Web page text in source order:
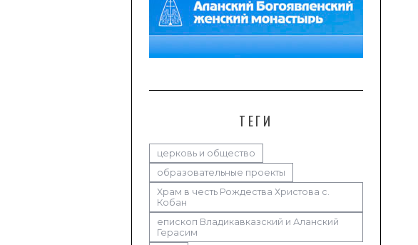
ТЕГИ
церковь и общество
образовательные проекты
Храм в честь Рождества Христова с.
Кобан
епископ Владикавказский и Аланский
Герасим